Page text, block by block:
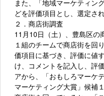
また、「地域マーケティン
どを評価項目とし、選定され
２．商店街調査
11月10日（土）、豊島区の
１組のチームで商店街を回
価項目に基づき、評価に値
け、コメントを記入し、評
アから、「おもしろマーケ
マーケティング大賞」候補